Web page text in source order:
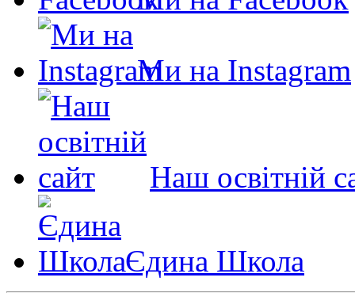
Ми на Instagram
Наш освітній
Єдина Школа